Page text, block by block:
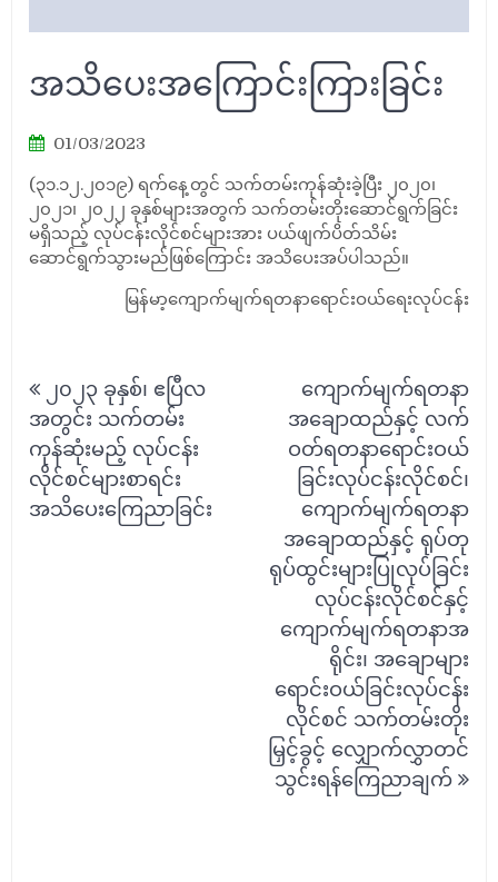
အသိပေးအကြောင်းကြားခြင်း
01/03/2023
(၃၁.၁၂.၂၀၁၉) ရက်နေ့တွင် သက်တမ်းကုန်ဆုံးခဲ့ပြီး ၂၀၂၀၊
၂၀၂၁၊ ၂၀၂၂ ခုနှစ်များအတွက် သက်တမ်းတိုးဆောင်ရွက်ခြင်း
မရှိသည့် လုပ်ငန်းလိုင်စင်များအား ပယ်ဖျက်ပိတ်သိမ်း
ဆောင်ရွက်သွားမည်ဖြစ်ကြောင်း အသိပေးအပ်ပါသည်။
မြန်မာ့ကျောက်မျက်ရတနာရောင်းဝယ်ရေးလုပ်ငန်း
navigation
၂၀၂၃ ခုနှစ်၊ ဧပြီလ
အတွင်း သက်တမ်း
ကုန်ဆုံးမည့် လုပ်ငန်း
လိုင်စင်များစာရင်း
အသိပေးကြေညာခြင်း
ကျောက်မျက်ရတနာ
အချောထည်နှင့် လက်
ဝတ်ရတနာရောင်းဝယ်
ခြင်းလုပ်ငန်းလိုင်စင်၊
ကျောက်မျက်ရတနာ
အချောထည်နှင့် ရုပ်တု
ရုပ်ထွင်းများပြုလုပ်ခြင်း
လုပ်ငန်းလိုင်စင်နှင့်
ကျောက်မျက်ရတနာအ
ရိုင်း၊ အချောများ
ရောင်းဝယ်ခြင်းလုပ်ငန်း
လိုင်စင် သက်တမ်းတိုး
မြှင့်ခွင့် လျှောက်လွှာတင်
သွင်းရန်ကြေညာချက်